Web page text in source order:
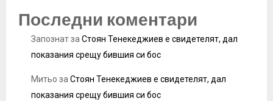
Последни коментари
ЗапознатзаСтоян Тенекеджиев е свидетелят, дал
показания срещу бившия си бос
Митьо заСтоян Тенекеджиев е свидетелят, дал
показания срещу бившия си бос